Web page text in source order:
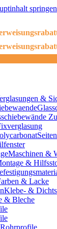
springen
&
Maschinen &
&
& Lacke
Klebe- &
& Bleche
Rohrprofile